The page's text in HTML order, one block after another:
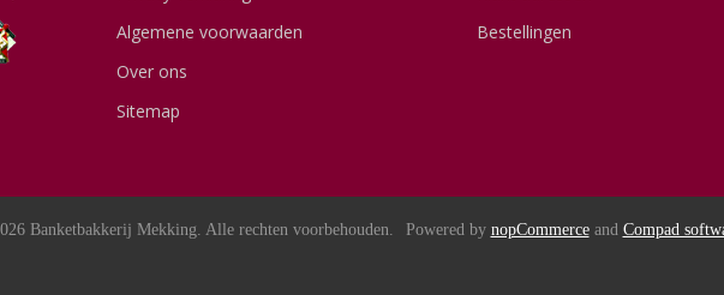
Algemene voorwaarden
Over ons
Sitemap
Bestellingen
Banketbakkerij Mekking. Alle rechten voorbehouden. Powered by nopCommerceand Compad